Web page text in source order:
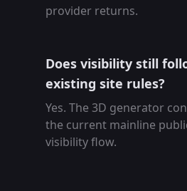
provider returns.
Does visibility still
existing site rules?
Yes. The 3D generator
the current mainline
visibility flow.